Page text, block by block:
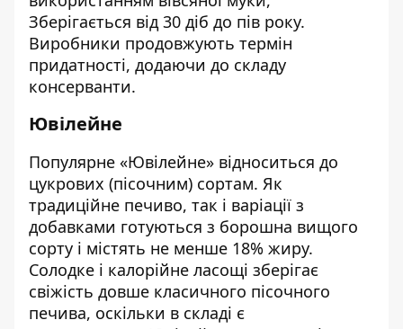
Зберігається від 30 діб до пів року.
Виробники продовжують термін
придатності, додаючи до складу
консерванти.
Ювілейне
Популярне «Ювілейне» відноситься до
цукрових (пісочним) сортам. Як
традиційне печиво, так і варіації з
добавками готуються з борошна вищого
сорту і містять не менше 18% жиру.
Солодке і калорійне ласощі зберігає
свіжість довше класичного пісочного
печива, оскільки в складі є